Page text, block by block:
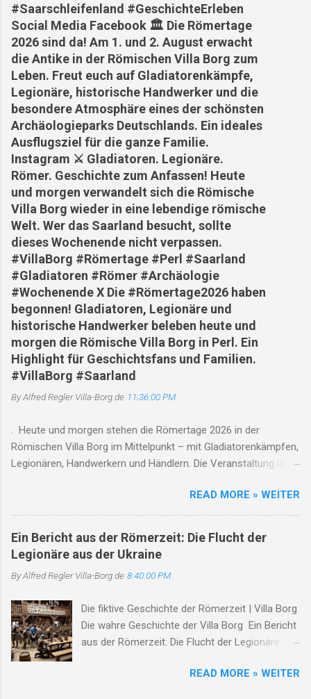
#Saarschleifenland #GeschichteErleben
Social Media Facebook 🏛️ Die Römertage
2026 sind da! Am 1. und 2. August erwacht
die Antike in der Römischen Villa Borg zum
Leben. Freut euch auf Gladiatorenkämpfe,
Legionäre, historische Handwerker und die
besondere Atmosphäre eines der schönsten
Archäologieparks Deutschlands. Ein ideales
Ausflugsziel für die ganze Familie.
Instagram ⚔️ Gladiatoren. Legionäre.
Römer. Geschichte zum Anfassen! Heute
und morgen verwandelt sich die Römische
Villa Borg wieder in eine lebendige römische
Welt. Wer das Saarland besucht, sollte
dieses Wochenende nicht verpassen.
#VillaBorg #Römertage #Perl #Saarland
#Gladiatoren #Römer #Archäologie
#Wochenende X Die #Römertage2026 haben
begonnen! Gladiatoren, Legionäre und
historische Handwerker beleben heute und
morgen die Römische Villa Borg in Perl. Ein
Highlight für Geschichtsfans und Familien.
#VillaBorg #Saarland
By Alfred ReglerVilla-Borg.de 11:36:00 PM
. Heute und morgen stehen die Römertage 2026 in der
Römischen Villa Borg im Mittelpunkt – mit Gladiatorenkämpfen,
Legionären, Handwerkern und Händlern. Die Veranstaltung läuft
und 17 Uhr statt. Gleichzeitig weist die Villa auf den saisonalen
Betrieb und den Saarschleifenbus/Rad-Bus hin. Römertage
2026 in der Römischen Villa Borg: Die Antike lebt am ersten
Augustwochenende auf 01. August 2026 | Perl-Borg | Saarland
Wenn sich Gladiatoren gegenüberstehen, Legionäre ihre
Ausrüstung präsentieren und der Duft von frischem Brot,
zieht, dann ist es wieder Zeit für die Römertage in der
Römischen Villa Borg. Am 1. und 2. August 2026 verwandelt
sich der Archäologiepark in eine lebendige Zeitreise in das
Römische Reich. Die Veranstaltung zählt zu den Höhepunkten
des Jahres und lockt Besucher aus dem Saarland, Rheinland-
READ MORE » WEITER
Ein Bericht aus der Römerzeit: Die Flucht der
Legionäre aus der Ukraine
By Alfred ReglerVilla-Borg.de 8:40:00 PM
Die fiktive Geschichte der Römerzeit | Villa Borg
Die wahre Geschichte der Villa Borg Ein Bericht
aus der Römerzeit: Die Flucht der Legionäre
der Staatsschutz greift durch beiREAD MORE » WEITER